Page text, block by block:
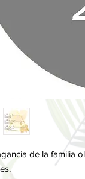
de la familia